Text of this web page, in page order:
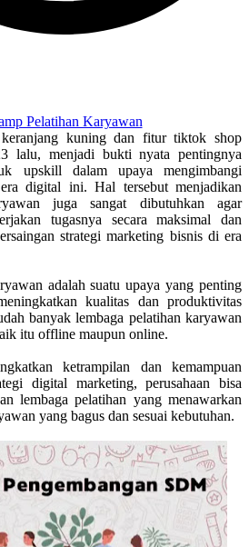
keranjang kuning dan fitur tiktok shop
lalu, menjadi bukti nyata pentingnya
upskill dalam upaya mengimbangi
digital ini. Hal tersebut menjadikan
juga sangat dibutuhkan agar
tugasnya secara maksimal dan
strategi marketing bisnis di era
adalah suatu upaya yang penting
kualitas dan produktivitas
banyak lembaga pelatihan karyawan
itu offline maupun online.
ketrampilan dan kemampuan
digital marketing, perusahaan bisa
lembaga pelatihan yang menawarkan
yang bagus dan sesuai kebutuhan.